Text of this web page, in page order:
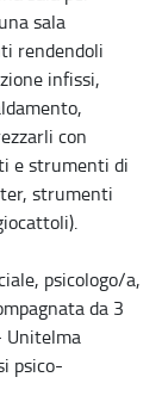
sala
rendendoli
infissi,
con
e strumenti di
strumenti
psicologo/a,
da 3
Unitelma
psico-